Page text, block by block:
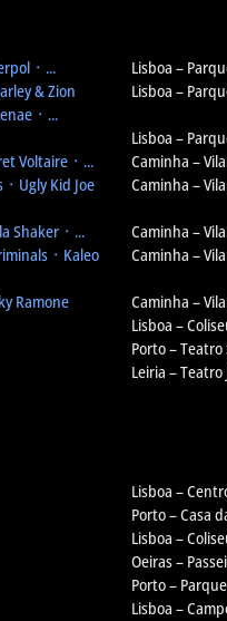
᛫ ...
Lisboa –
& Zion
᛫ ...
Lisboa –
Lisboa –
Voltaire ᛫ ...
Caminha –
Ugly Kid Joe
Caminha –
Shaker ᛫ ...
Caminha –
᛫ Kaleo
Caminha –
Ramone
Caminha –
Lisboa –
Porto –
Leiria – Teatro
Lisboa –
Porto – Casa
Lisboa –
Oeiras –
Porto –
Lisboa –